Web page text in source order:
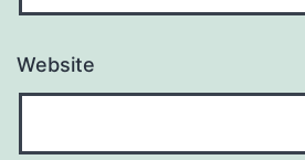
Website